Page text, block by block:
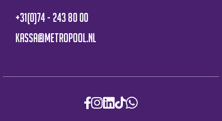
+31(0)74 - 243 80 00
kassa@metropool.nl